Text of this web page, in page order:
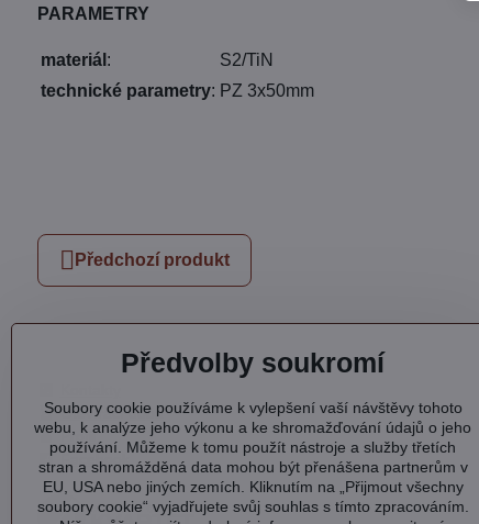
PARAMETRY
materiál :
S2/TiN
technické parametry: PZ 3x50mm
Předchozí produkt
Otevírací doba
Profil
Facebook
Předvolby soukromí
Soubory cookie používáme k vylepšení vaší návštěvy tohoto
webu, k analýze jeho výkonu a ke shromažďování údajů o jeho
používání. Můžeme k tomu použít nástroje a služby třetích
stran a shromážděná data mohou být přenášena partnerům v
EU, USA nebo jiných zemích. Kliknutím na „Přijmout všechny
soubory cookie“ vyjadřujete svůj souhlas s tímto zpracováním.